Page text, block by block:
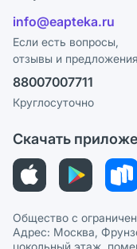
Блог
Лицензия
Реклама на сайте
Ваши товары на
Программа
Политика
Пользовательское
Политика
Этика и
Политика в
info@eapteka.ru
Если есть вопросы,
отзывы и предложения
88007007711
Круглосуточно
Скачать
Общество с
Адрес: Москва,
цокольный этаж,